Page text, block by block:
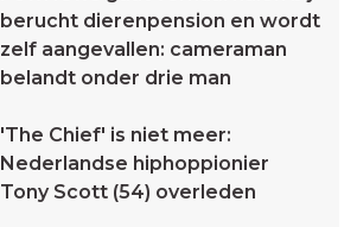
berucht dierenpension en wordt
zelf aangevallen: cameraman
belandt onder drie man
'The Chief' is niet meer:
Nederlandse hiphoppionier
Tony Scott (54) overleden